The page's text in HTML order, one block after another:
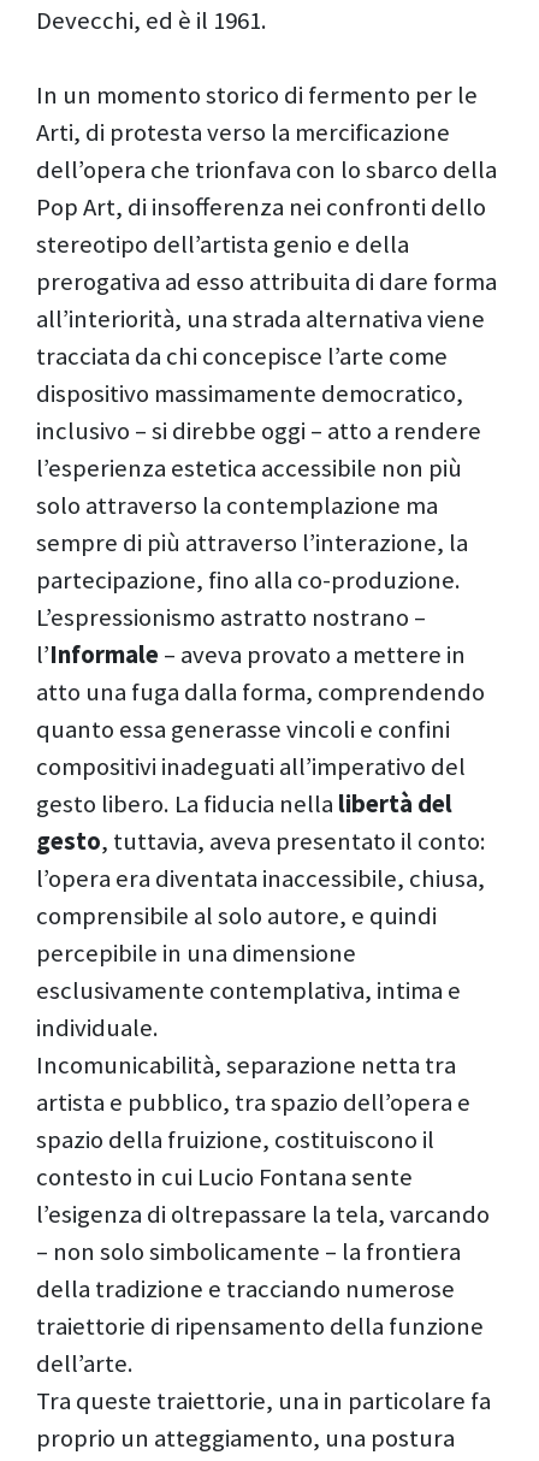
Devecchi, ed è il 1961.
In un momento storico di fermento per le
Arti, di protesta verso la mercificazione
dell’opera che trionfava con lo sbarco della
Pop Art, di insofferenza nei confronti dello
stereotipo dell’artista genio e della
prerogativa ad esso attribuita di dare forma
all’interiorità, una strada alternativa viene
tracciata da chi concepisce l’arte come
dispositivo massimamente democratico,
inclusivo – si direbbe oggi – atto a rendere
l’esperienza estetica accessibile non più
solo attraverso la contemplazione ma
sempre di più attraverso l’interazione, la
partecipazione, fino alla co-produzione.
L’espressionismo astratto nostrano –
l’Informale – aveva provato a mettere in
atto una fuga dalla forma, comprendendo
quanto essa generasse vincoli e confini
compositivi inadeguati all’imperativo del
gesto libero. La fiducia nella libertà del
gesto, tuttavia, aveva presentato il conto:
l’opera era diventata inaccessibile, chiusa,
comprensibile al solo autore, e quindi
percepibile in una dimensione
esclusivamente contemplativa, intima e
individuale.
Incomunicabilità, separazione netta tra
artista e pubblico, tra spazio dell’opera e
spazio della fruizione, costituiscono il
contesto in cui Lucio Fontana sente
l’esigenza di oltrepassare la tela, varcando
– non solo simbolicamente – la frontiera
della tradizione e tracciando numerose
traiettorie di ripensamento della funzione
dell’arte.
Tra queste traiettorie, una in particolare fa
proprio un atteggiamento, una postura